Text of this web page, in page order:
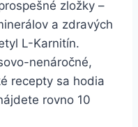
zložky –
a zdravých
L-Karnitín.
nenáročné,
recepty sa hodia
rovno 10